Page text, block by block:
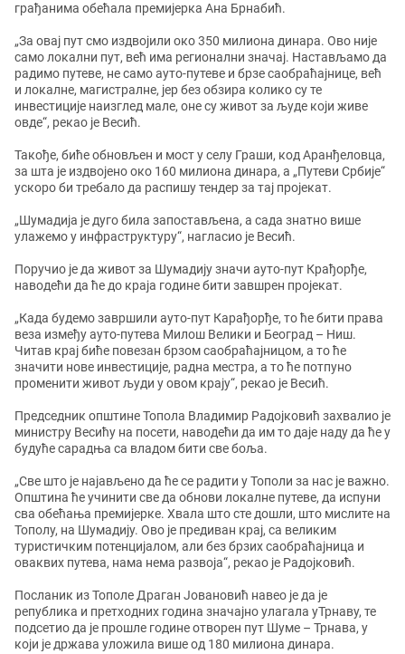
грађанима обећала премијерка Ана Брнабић.
„За овај пут смо издвојили око 350 милиона динара. Ово није
само локални пут, већ има регионални значај. Настављамо да
радимо путеве, не само ауто-путеве и брзе саобраћајнице, већ
и локалне, магистралне, јер без обзира колико су те
инвестиције наизглед мале, оне су живот за људе који живе
овде“, рекао је Весић.
Такође, биће обновљен и мост у селу Граши, код Аранђеловца,
за шта је издвојено око 160 милиона динара, а „Путеви Србије“
ускоро би требало да распишу тендер за тај пројекат.
„Шумадија је дуго била запостављена, а сада знатно више
улажемо у инфраструктуру“, нагласио је Весић.
Поручио је да живот за Шумадију значи ауто-пут Крађорђе,
наводећи да ће до краја године бити завшрен пројекат.
„Када будемо завршили ауто-пут Карађорђе, то ће бити права
веза између ауто-путева Милош Велики и Београд – Ниш.
Читав крај биће повезан брзом саобраћајницом, а то ће
значити нове инвестиције, радна местра, а то ће потпуно
променити живот људи у овом крају“, рекао је Весић.
Председник општине Топола Владимир Радојковић захвалио је
министру Весићу на посети, наводећи да им то даје наду да ће у
будуће сарадња са владом бити све боља.
„Све што је најављено да ће се радити у Тополи за нас је важно.
Општина ће учинити све да обнови локалне путеве, да испуни
сва обећања премијерке. Хвала што сте дошли, што мислите на
Тополу, на Шумадију. Ово је предиван крај, са великим
туристичким потенцијалом, али без брзих саобраћајница и
оваквих путева, нама нема развоја“, рекао је Радојковић.
Посланик из Тополе Драган Јовановић навео је да је
република и претходних година значајно улагала уТрнаву, те
подсетио да је прошле године отворен пут Шуме – Трнава, у
који је држава уложила више од 180 милиона динара.